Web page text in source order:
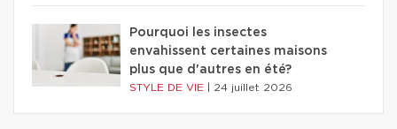
Pourquoi les insectes
envahissent certaines maisons
plus que d'autres en été?
STYLE DE VIE 24 juillet 2026